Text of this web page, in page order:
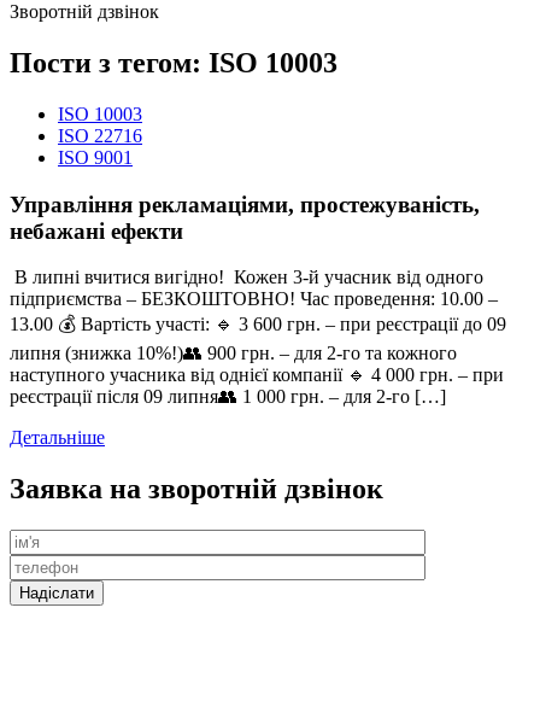
Зворотній дзвінок
Пости з тегом: ISO 10003
ISO 10003
ISO 22716
ISO 9001
Управління рекламаціями, простежуваність,
небажані ефекти
В липні вчитися вигідно! Кожен 3-й учасник від одного
підприємства – БЕЗКОШТОВНО! Час проведення: 10.00 –
13.00 💰 Вартість участі: 🔹 3 600 грн. – при реєстрації до 09
липня (знижка 10%!)👥 900 грн. – для 2-го та кожного
наступного учасника від однієї компанії 🔹 4 000 грн. – при
реєстрації після 09 липня👥 1 000 грн. – для 2-го […]
Детальніше
Заявка на зворотній дзвінок